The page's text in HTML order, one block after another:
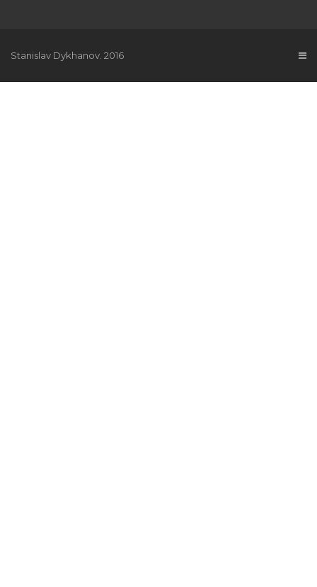
Stanislav Dykhanov. 2016